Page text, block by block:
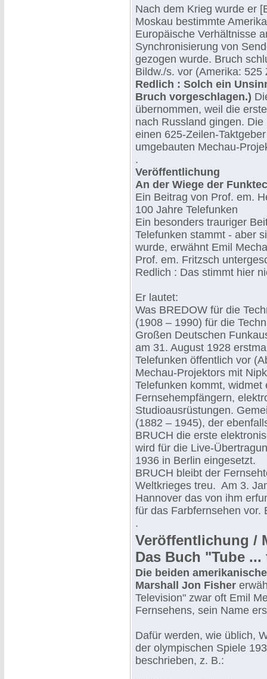
Nach dem Krieg wurde er
Moskau bestimmte
Europäische Verhältnisse
Synchronisierung von
gezogen wurde. Bruch
Bildw./s. vor (Amerika:
Redlich : Solch ein
Bruch vorgeschlagen.)
übernommen, weil die
nach Russland gingen.
einen 625-Zeilen-
umgebauten Mechau-
.
Veröffentlichung
An der Wiege der
Ein Beitrag von Prof. em.
100 Jahre Telefunken
Ein besonders trauriger
Telefunken stammt - aber
wurde, erwähnt Emil
Prof. em. Fritzsch
Redlich : Das stimmt hier
Er lautet:
Was BREDOW für die
(1908 – 1990) für die
Großen Deutschen
am 31. August 1928
Telefunken öffentlich vor
Mechau-Projektors mit
Telefunken kommt,
Fernsehempfängern,
Studioausrüstungen.
(1882 – 1945), der
BRUCH die erste
wird für die Live-
1936 in Berlin eingesetzt.
BRUCH bleibt der
Weltkrieges treu. Am 3.
Hannover das von ihm
für das Farbfernsehen vor.
.
Veröffentlichung /
Das Buch "Tube
Die beiden
Marshall Jon Fisher
Television" zwar oft Emil
Fernsehens, sein Name
Dafür werden, wie üblich,
der olympischen Spiele
beschrieben, z. B.: